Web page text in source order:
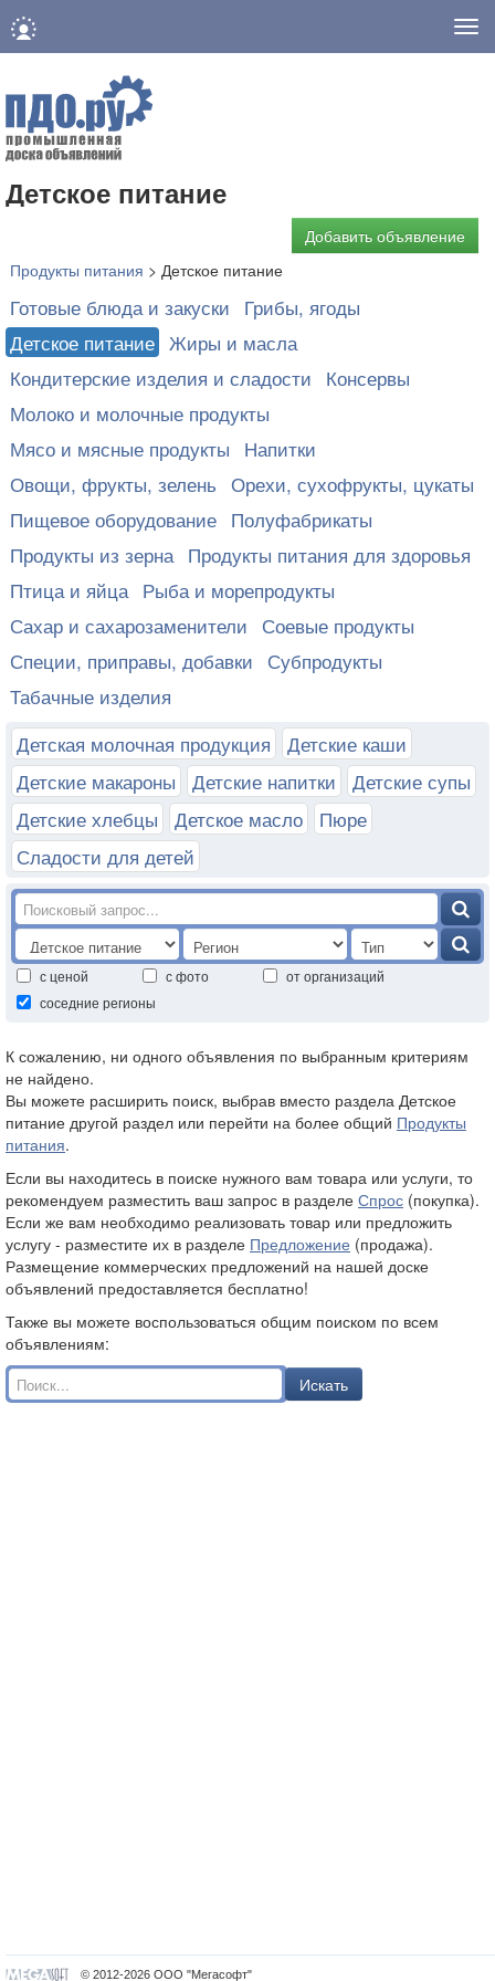
Детское питание
Добавить объявление
Продукты питания > Детское питание
Готовые блюда и закуски Грибы, ягоды
Детское питание Жиры и масла
Кондитерские изделия и сладости Консервы
Молоко и молочные продукты
Мясо и мясные продукты Напитки
Овощи, фрукты, зелень Орехи, сухофрукты, цукаты
Пищевое оборудование Полуфабрикаты
Продукты из зерна Продукты питания для здоровья
Птица и яйца Рыба и морепродукты
Сахар и сахарозаменители Соевые продукты
Специи, приправы, добавки Субпродукты
Табачные изделия
Детская молочная продукция
Детские каши
Детские макароны
Детские напитки
Детские супы
Детские хлебцы
Детское масло
Пюре
Сладости для детей
с ценой с фото
от организаций
соседние регионы
К сожалению, ни одного объявления по выбранным критериям
не найдено.
Вы можете расширить поиск, выбрав вместо раздела Детское
питание другой раздел или перейти на более общий Продукты
питания.
Если вы находитесь в поиске нужного вам товара или услуги, то
рекомендуем разместить ваш запрос в разделе Спрос (покупка).
Если же вам необходимо реализовать товар или предложить
услугу - разместите их в разделе Предложение (продажа).
Размещение коммерческих предложений на нашей доске
объявлений предоставляется бесплатно!
Также вы можете воспользоваться общим поиском по всем
объявлениям:
Искать
© 2012-2026 ООО "Мегасофт"